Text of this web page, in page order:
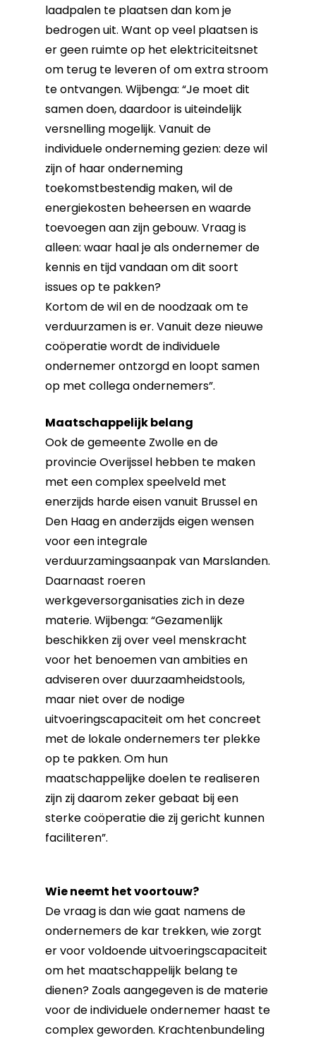
laadpalen te plaatsen dan kom je
bedrogen uit. Want op veel plaatsen is
er geen ruimte op het elektriciteitsnet
om terug te leveren of om extra stroom
te ontvangen. Wijbenga: “Je moet dit
samen doen, daardoor is uiteindelijk
versnelling mogelijk. Vanuit de
individuele onderneming gezien: deze wil
zijn of haar onderneming
toekomstbestendig maken, wil de
energiekosten beheersen en waarde
toevoegen aan zijn gebouw. Vraag is
alleen: waar haal je als ondernemer de
kennis en tijd vandaan om dit soort
issues op te pakken?
Kortom de wil en de noodzaak om te
verduurzamen is er. Vanuit deze nieuwe
coöperatie wordt de individuele
ondernemer ontzorgd en loopt samen
op met collega ondernemers”.
Maatschappelijk belang
Ook de gemeente Zwolle en de
provincie Overijssel hebben te maken
met een complex speelveld met
enerzijds harde eisen vanuit Brussel en
Den Haag en anderzijds eigen wensen
voor een integrale
verduurzamingsaanpak van Marslanden.
Daarnaast roeren
werkgeversorganisaties zich in deze
materie. Wijbenga: “Gezamenlijk
beschikken zij over veel menskracht
voor het benoemen van ambities en
adviseren over duurzaamheidstools,
maar niet over de nodige
uitvoeringscapaciteit om het concreet
met de lokale ondernemers ter plekke
op te pakken. Om hun
maatschappelijke doelen te realiseren
zijn zij daarom zeker gebaat bij een
sterke coöperatie die zij gericht kunnen
faciliteren”.
Wie neemt het voortouw?
De vraag is dan wie gaat namens de
ondernemers de kar trekken, wie zorgt
er voor voldoende uitvoeringscapaciteit
om het maatschappelijk belang te
dienen? Zoals aangegeven is de materie
voor de individuele ondernemer haast te
complex geworden. Krachtenbundeling